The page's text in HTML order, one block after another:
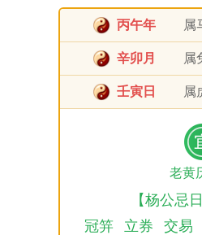
丙午年 属
辛卯月 属
壬寅日 属
老黄
【杨公忌
冠笄
立券 交易